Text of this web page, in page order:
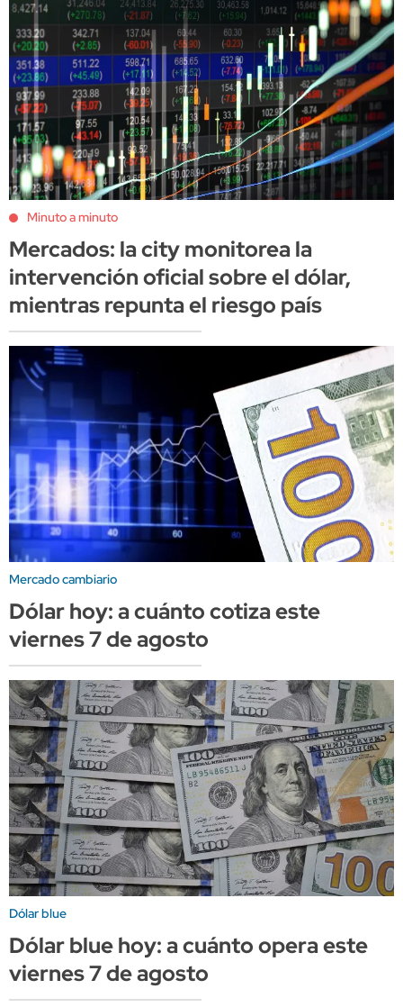
Minuto a minuto
Mercados: la city monitorea la
intervención oficial sobre el dólar,
mientras repunta el riesgo país
Mercado cambiario
Dólar hoy: a cuánto cotiza este
viernes 7 de agosto
Dólar blue
Dólar blue hoy: a cuánto opera este
viernes 7 de agosto